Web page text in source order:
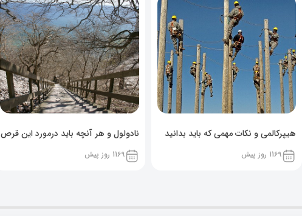
هیپرکالمی و نکات مهمی که باید بدانید
1169 روز پیش
نادولول و هر آنچه باید درمورد این قرص
خوراکی بدانید!
1169 روز پیش